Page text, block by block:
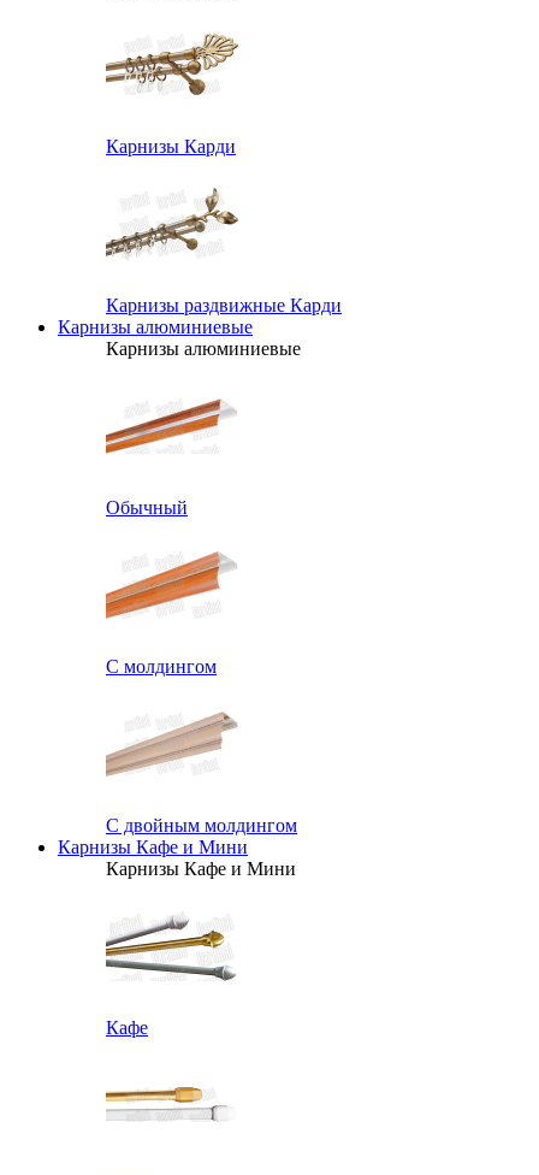
Карнизы Карди
Карнизы раздвижные Карди
Карнизы алюминиевые
Карнизы алюминиевые
Обычный
С молдингом
С двойным молдингом
Карнизы Кафе и Мини
Карнизы Кафе и Мини
Кафе